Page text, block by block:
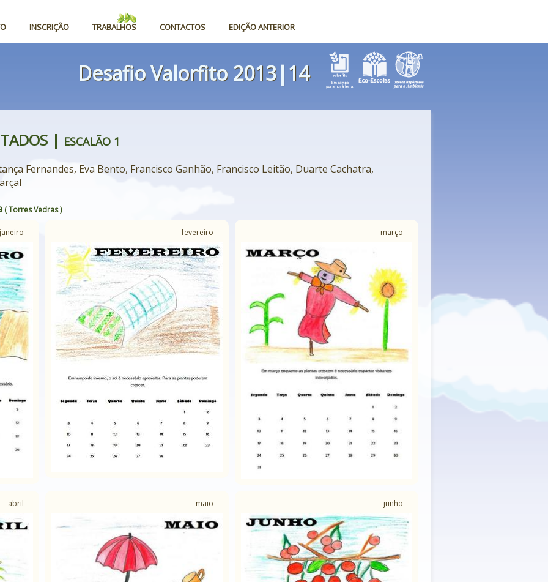
INSCRIÇÃO TRABALHOS CONTACTOS EDIÇÃO ANTERIOR
Desafio Valorfito 2013|14
| ESCALÃO 1
Fernandes, Eva Bento, Francisco Ganhão, Francisco Leitão, Duarte Cachatra,
( Torres Vedras )
janeiro fevereiro março
abril maio junho